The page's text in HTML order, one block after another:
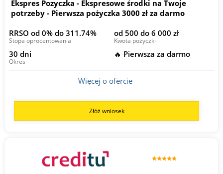
Ekspres Pozyczka - Ekspresowe środki na Twoje
potrzeby - Pierwsza pożyczka 3000 zł za darmo
RRSO od 0% do 311.74%
Stopa oprocentowania
od 500 do 6 000 zł
Kwota pożyczki
30 dni
Okres
🔥 Pierwsza za darmo
Więcej o ofercie
Złóż wniosek